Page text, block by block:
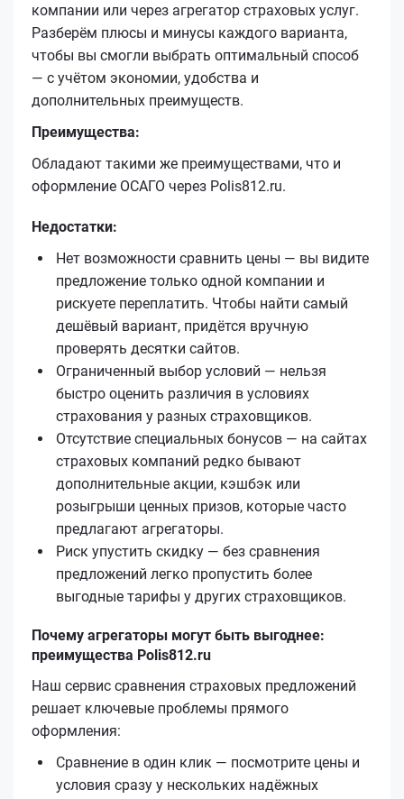
компании или через агрегатор страховых услуг.
Разберём плюсы и минусы каждого варианта,
чтобы вы смогли выбрать оптимальный способ
— с учётом экономии, удобства и
дополнительных преимуществ.
Преимущества:
Обладают такими же преимуществами, что и
оформление ОСАГО через Polis812.ru.
Недостатки:
Нет возможности сравнить цены — вы видите
предложение только одной компании и
рискуете переплатить. Чтобы найти самый
дешёвый вариант, придётся вручную
проверять десятки сайтов.
Ограниченный выбор условий — нельзя
быстро оценить различия в условиях
страхования у разных страховщиков.
Отсутствие специальных бонусов — на сайтах
страховых компаний редко бывают
дополнительные акции, кэшбэк или
розыгрыши ценных призов, которые часто
предлагают агрегаторы.
Риск упустить скидку — без сравнения
предложений легко пропустить более
выгодные тарифы у других страховщиков.
Почему агрегаторы могут быть выгоднее:
преимущества Polis812.ru
Наш сервис сравнения страховых предложений
решает ключевые проблемы прямого
оформления:
Сравнение в один клик — посмотрите цены и
условия сразу у нескольких надёжных